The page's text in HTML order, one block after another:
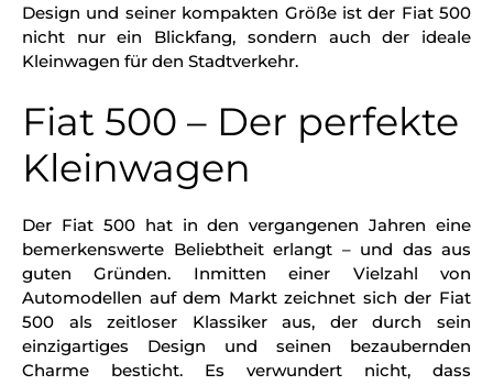
Design und seiner kompakten Größe ist der Fiat 500
nicht nur ein Blickfang, sondern auch der ideale
Kleinwagen für den Stadtverkehr.
Fiat 500 – Der perfekte
Kleinwagen
Der Fiat 500 hat in den vergangenen Jahren eine
bemerkenswerte Beliebtheit erlangt – und das aus
guten Gründen. Inmitten einer Vielzahl von
Automodellen auf dem Markt zeichnet sich der Fiat
500 als zeitloser Klassiker aus, der durch sein
einzigartiges Design und seinen bezaubernden
Charme besticht. Es verwundert nicht, dass